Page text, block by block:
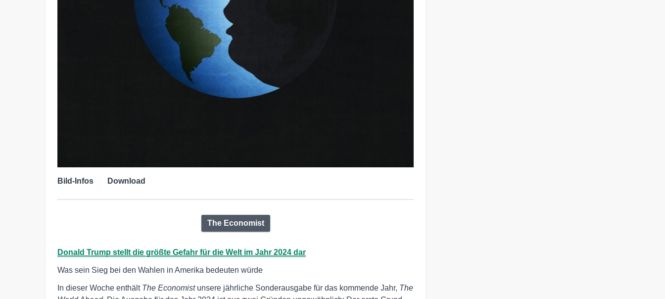
Bild-Infos Download
The Economist
Donald Trump stellt die größte Gefahr für die Welt im Jahr 2024 dar
Was sein Sieg bei den Wahlen in Amerika bedeuten würde
In dieser Woche enthält The Economistunsere jährliche Sonderausgabe für das kommende Jahr, The